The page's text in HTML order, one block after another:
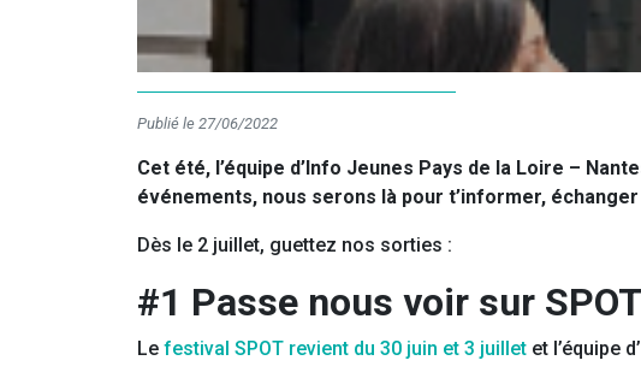
Publié le 27/06/2022
Cet été, l’équipe d’Info Jeunes Pays de la Loire –
événements, nous serons là pour t’informer,
Dès le 2 juillet, guettez nos sorties :
#1 Passe nous voir sur SPOT
Le festival SPOT revient du 30 juin et 3 juillet et l’équipe